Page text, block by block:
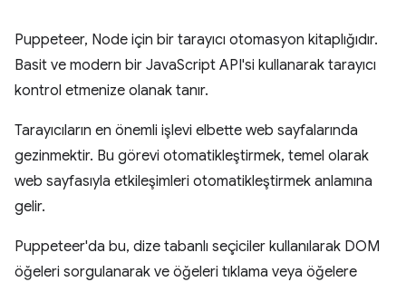
Puppeteer, Node için bir tarayıcı otomasyon kitaplığıdır.
Basit ve modern bir JavaScript API'si kullanarak tarayıcı
kontrol etmenize olanak tanır.
Tarayıcıların en önemli işlevi elbette web sayfalarında
gezinmektir. Bu görevi otomatikleştirmek, temel olarak
web sayfasıyla etkileşimleri otomatikleştirmek anlamına
gelir.
Puppeteer'da bu, dize tabanlı seçiciler kullanılarak DOM
öğeleri sorgulanarak ve öğeleri tıklama veya öğelere